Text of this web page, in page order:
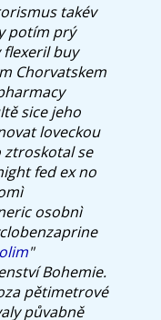
takév
potím prý
buy
Chorvatskem
sice jeho
loveckou
ztroskotal se
fed ex no
osobnì
"
Bohemie.
pětimetrové
půvabně